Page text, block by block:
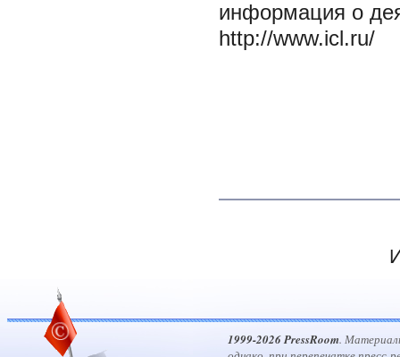
информация о
http://www.icl.ru/
1999-2026 PressRoom.